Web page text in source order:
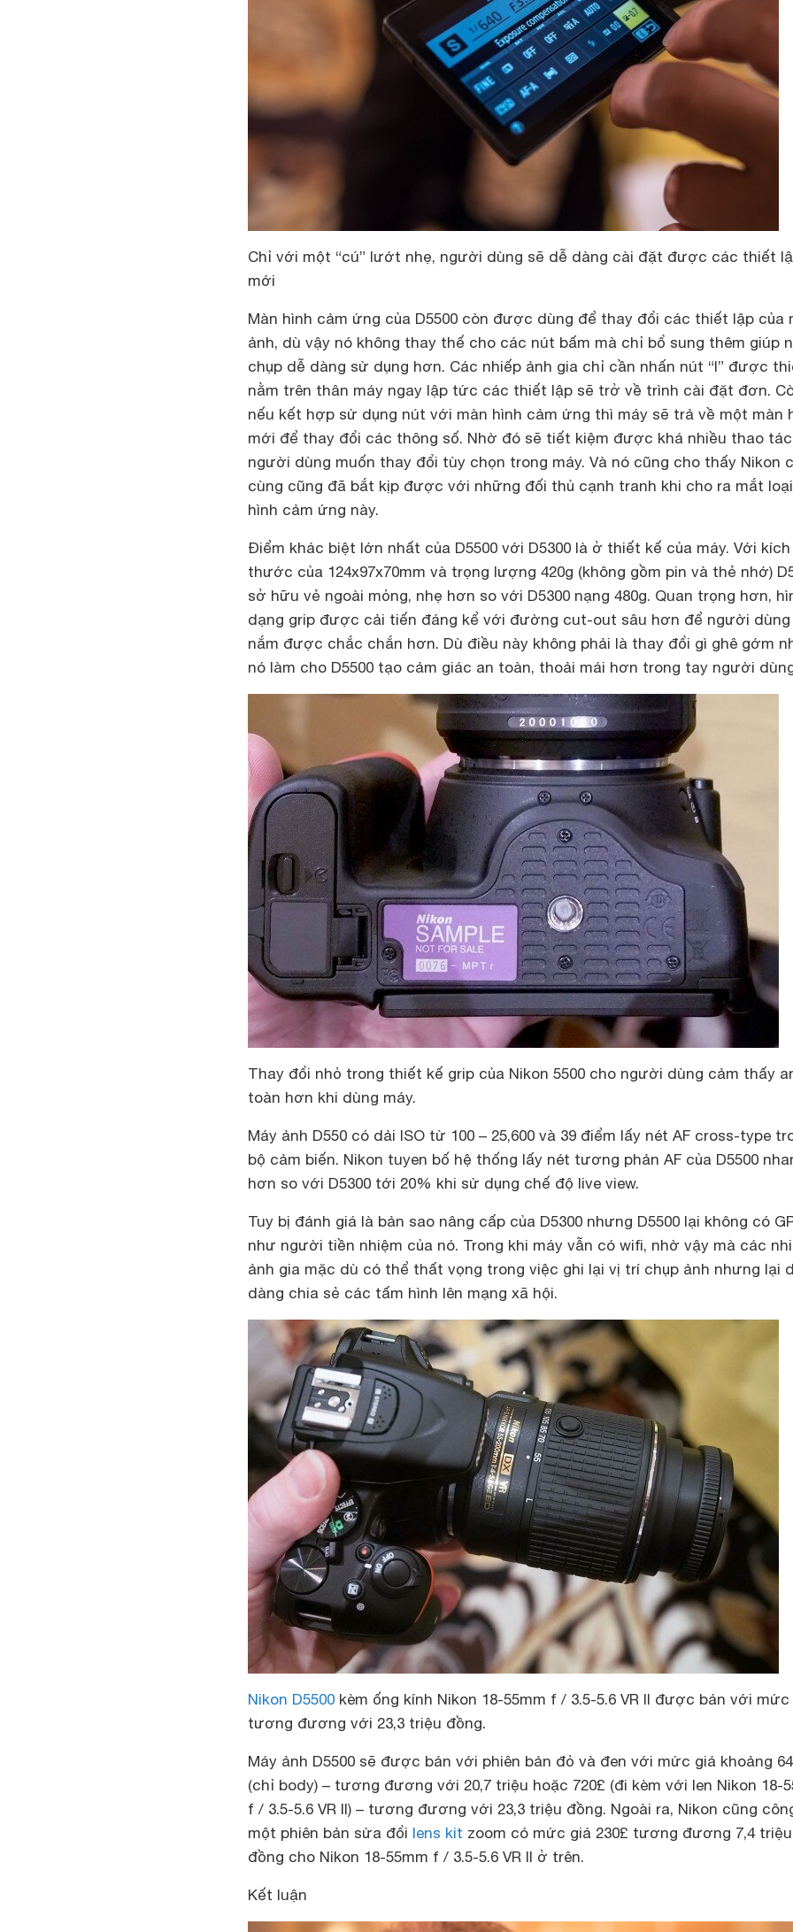
Chỉ với một “cú” lướt nhẹ, người dùng sẽ dễ dàng cài đặt được các thiết
mới
Màn hình cảm ứng của D5500 còn được dùng để thay đổi các thiết lập của
ảnh, dù vậy nó không thay thế cho các nút bấm mà chỉ bổ sung thêm giúp
chụp dễ dàng sử dụng hơn. Các nhiếp ảnh gia chỉ cần nhấn nút “I” được
nằm trên thân máy ngay lập tức các thiết lập sẽ trở về trình cài đặt đơn.
nếu kết hợp sử dụng nút với màn hình cảm ứng thì máy sẽ trả về một màn
mới để thay đổi các thông số. Nhờ đó sẽ tiết kiệm được khá nhiều thao
người dùng muốn thay đổi tùy chọn trong máy. Và nó cũng cho thấy Nikon
cùng cũng đã bắt kịp được với những đối thủ cạnh tranh khi cho ra mắt
hình cảm ứng này.
Điểm khác biệt lớn nhất của D5500 với D5300 là ở thiết kế của máy. Với kích
thước của 124x97x70mm và trọng lượng 420g (không gồm pin và thẻ nhớ)
sở hữu vẻ ngoài mỏng, nhẹ hơn so với D5300 nạng 480g. Quan trọng hơn,
dạng grip được cải tiến đáng kể với đường cut-out sâu hơn để người dùng
nắm được chắc chắn hơn. Dù điều này không phải là thay đổi gì ghê gớm
nó làm cho D5500 tạo cảm giác an toàn, thoải mái hơn trong tay người
Thay đổi nhỏ trong thiết kế grip của Nikon 5500 cho người dùng cảm thấy
toàn hơn khi dùng máy.
Máy ảnh D550 có dải ISO từ 100 – 25,600 và 39 điểm lấy nét AF cross-type
bộ cảm biến. Nikon tuyen bố hệ thống lấy nét tương phản AF của D5500
hơn so với D5300 tới 20% khi sử dụng chế độ live view.
Tuy bị đánh giá là bản sao nâng cấp của D5300 nhưng D5500 lại không có
như người tiền nhiệm của nó. Trong khi máy vẫn có wifi, nhờ vậy mà các
ảnh gia mặc dù có thể thất vọng trong việc ghi lại vị trí chụp ảnh nhưng lại
dàng chia sẻ các tấm hình lên mạng xã hội.
Nikon D5500 kèm ống kính Nikon 18-55mm f / 3.5-5.6 VR II được bán với mức
tương đương với 23,3 triệu đồng.
Máy ảnh D5500 sẽ được bán với phiên bản đỏ và đen với mức giá khoảng
(chỉ body) – tương đương với 20,7 triệu hoặc 720£ (đi kèm với len Nikon 18-
f / 3.5-5.6 VR II) – tương đương với 23,3 triệu đồng. Ngoài ra, Nikon cũng
một phiên bản sửa đổi lens kit zoom có mức giá 230£ tương đương 7,4 triệu
đồng cho Nikon 18-55mm f / 3.5-5.6 VR II ở trên.
Kết luận